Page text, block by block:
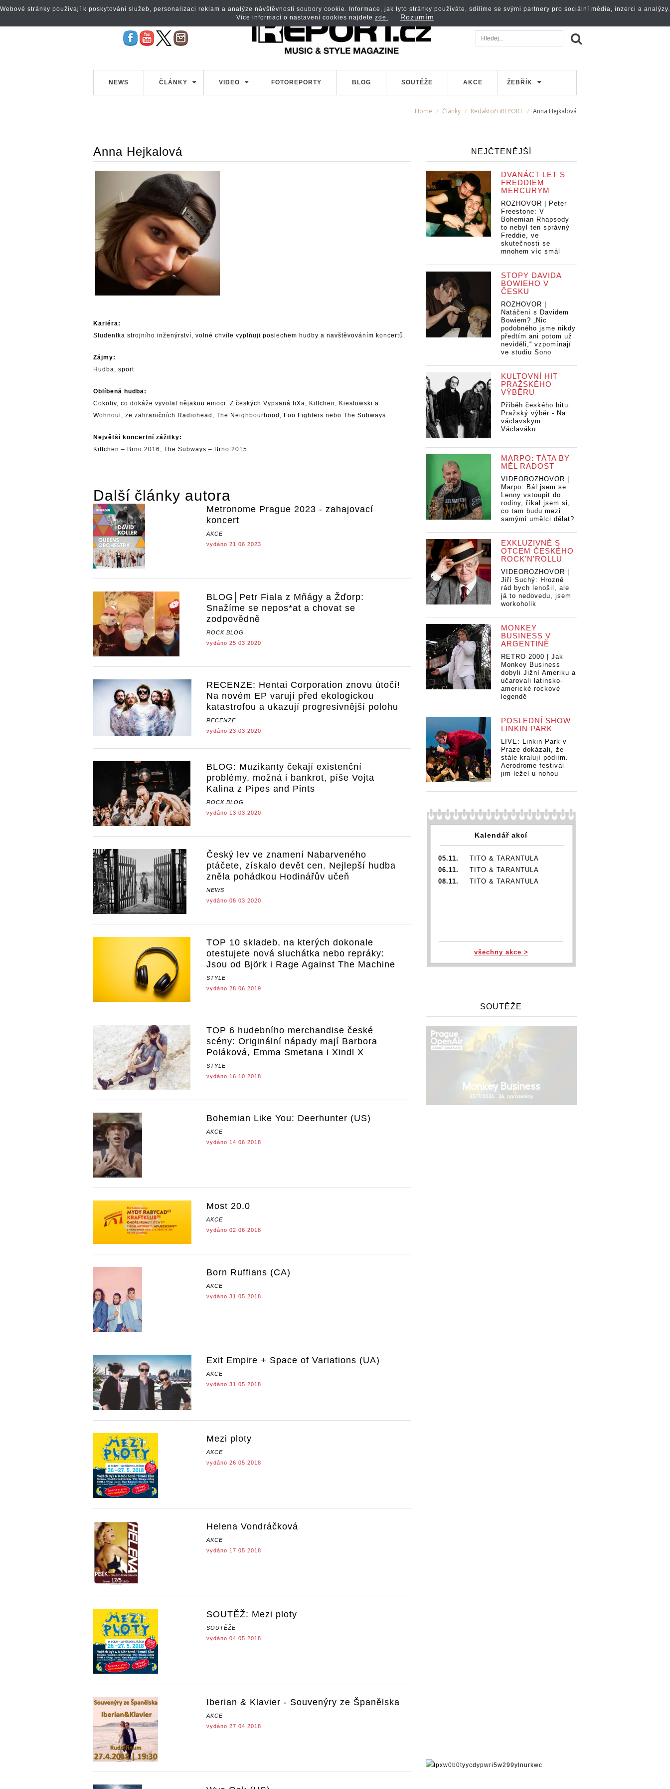
NEWS ČLÁNKY VIDEO FOTOREPORTY BLOG SOUTĚŽE AKCE ŽEBŘÍK
Home Články Redaktoři iREPORT Anna Hejkalová
Anna Hejkalová
Kariéra:
Studentka strojního inženýrství, volné chvíle vyplňuji poslechem hudby a navštěvováním koncertů.
Zájmy:
Hudba, sport
Oblíbená hudba:
Cokoliv, co dokáže vyvolat nějakou emoci. Z českých Vypsaná fiXa, Kittchen , Kieslowski a
Wohnout, ze zahraničních Radiohead , The Neighbourhood , Foo Fighters nebo The Subways.
Největší koncertní zážitky:
Kittchen – Brno 2016, The Subways – Brno 2015
Další články autora
Metronome Prague 2023 - zahajovací
koncert
AKCE
vydáno 21.06.2023
BLOG│Petr Fiala z Mňágy a Žďorp:
Snažíme se nepos*at a chovat se
zodpovědně
ROCK BLOG
vydáno 25.03.2020
RECENZE: Hentai Corporation znovu útočí!
Na novém EP varují před ekologickou
katastrofou a ukazují progresivnější polohu
RECENZE
vydáno 23.03.2020
BLOG: Muzikanty čekají existenční
problémy, možná i bankrot, píše Vojta
Kalina z Pipes and Pints
ROCK BLOG
vydáno 13.03.2020
Český lev ve znamení Nabarveného
ptáčete, získalo devět cen. Nejlepší hudba
zněla pohádkou Hodinářův učeň
NEWS
vydáno 08.03.2020
TOP 10 skladeb, na kterých dokonale
otestujete nová sluchátka nebo repráky:
Jsou od Björk i Rage Against The Machine
STYLE
vydáno 28.06.2019
TOP 6 hudebního merchandise české
scény: Originální nápady mají Barbora
Poláková, Emma Smetana i Xindl X
STYLE
vydáno 16.10.2018
Bohemian Like You: Deerhunter (US)
AKCE
vydáno 14.06.2018
Most 20.0
AKCE
vydáno 02.06.2018
Born Ruffians (CA)
AKCE
vydáno 31.05.2018
Exit Empire + Space of Variations (UA)
AKCE
vydáno 31.05.2018
Mezi ploty
AKCE
vydáno 26.05.2018
Helena Vondráčková
AKCE
vydáno 17.05.2018
SOUTĚŽ: Mezi ploty
SOUTĚŽE
vydáno 04.05.2018
Iberian & Klavier - Souvenýry ze Španělska
AKCE
vydáno 27.04.2018
NEJČTENĚJŠÍ
DVANÁCT LET S
FREDDIEM
MERCURYM
ROZHOVOR | Peter
Freestone: V
Bohemian Rhapsody
to nebyl ten správný
Freddie, ve
skutečnosti se
mnohem víc smál
STOPY DAVIDA
BOWIEHO V
ČESKU
ROZHOVOR |
Natáčení s Davidem
Bowiem? „Nic
podobného jsme nikdy
předtím ani potom už
neviděli,“ vzpomínají
ve studiu Sono
KULTOVNÍ HIT
PRAŽSKÉHO
VÝBĚRU
Příběh českého hitu:
Pražský výběr - Na
václavskym
Václaváku
MARPO: TÁTA BY
MĚL RADOST
VIDEOROZHOVOR |
Marpo: Bál jsem se
Lenny vstoupit do
rodiny, říkal jsem si,
co tam budu mezi
samými umělci dělat?
EXKLUZIVNĚ S
OTCEM ČESKÉHO
ROCK’N’ROLLU
VIDEOROZHOVOR |
Jiří Suchý: Hrozně
rád bych lenošil, ale
já to nedovedu, jsem
workoholik
MONKEY
BUSINESS V
ARGENTINĚ
RETRO 2000 | Jak
Monkey Business
dobyli Jižní Ameriku a
učarovali latinsko-
americké rockové
legendě
POSLEDNÍ SHOW
LINKIN PARK
LIVE: Linkin Park v
Praze dokázali, že
stále kralují pódiím.
Aerodrome festival
jim ležel u nohou
Kalendář akcí
05.11.
TITO & TARANTULA
06.11.
TITO & TARANTULA
08.11.
TITO & TARANTULA
všechny akce >
SOUTĚŽE
Webové stránky používají k poskytování služeb, personalizaci reklam a analýze návštěvnosti soubory cookie. Informace, jak tyto stránky používáte, sdílíme se svými partnery pro sociální média, inzerci a analýzy.
Více informací o nastavení cookies najdete zde. Rozumím